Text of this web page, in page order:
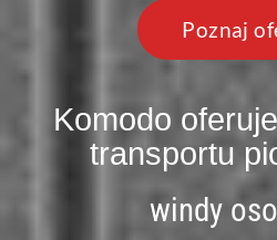
Poznaj
Komodo
transportu
windy